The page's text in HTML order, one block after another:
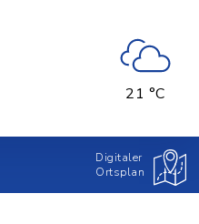
21 °C
Digitaler
Ortsplan